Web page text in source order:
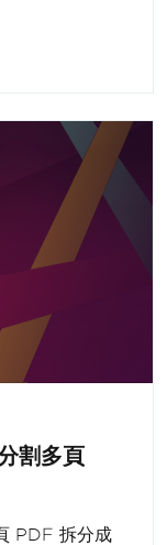
割多頁
PDF 拆分成